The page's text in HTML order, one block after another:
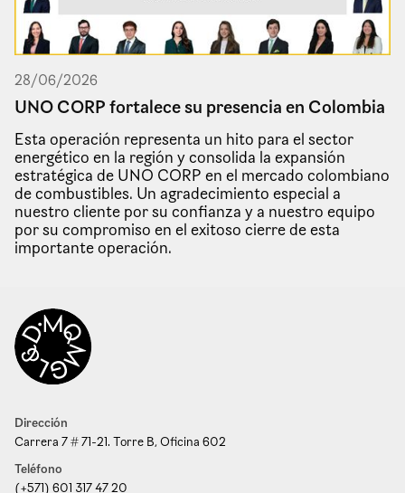
28/06/2026
UNO CORP fortalece su presencia en Colombia
Esta operación representa un hito para el sector
energético en la región y consolida la expansión
estratégica de UNO CORP en el mercado colombiano
de combustibles. Un agradecimiento especial a
nuestro cliente por su confianza y a nuestro equipo
por su compromiso en el exitoso cierre de esta
importante operación.
Dirección
Carrera 7 # 71-21. Torre B, Oficina 602
Teléfono
(+571) 601 317 47 20